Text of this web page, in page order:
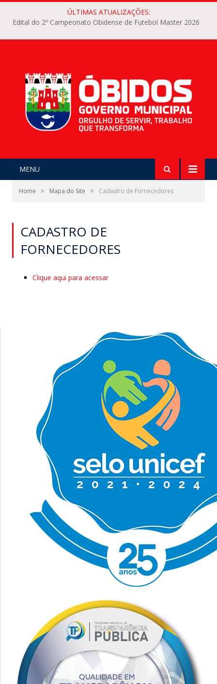
ÚLTIMAS ATUALIZAÇÕES:
Edital do 2º Campeonato Obidense de Futebol Master 2026
MENU
Home » Mapa do Site » Cadastro de Fornecedores
CADASTRO DE
FORNECEDORES
Clique aqui para acessar